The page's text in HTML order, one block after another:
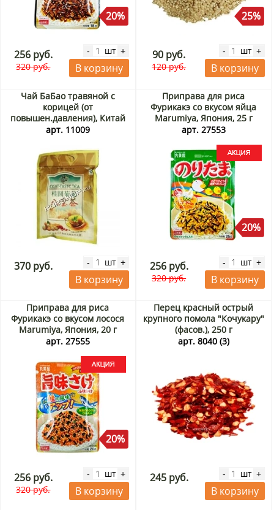
20%
256 руб.
320 руб.
- шт +
В корзину
25%
90 руб.
120 руб.
- шт +
В корзину
Чай БаБао травяной с
корицей (от
повышен.давления), Китай
арт. 11009
370 руб. - шт +
В корзину
Приправа для риса
Фурикакэ со вкусом яйца
Marumiya, Япония, 25 г
Акция
арт. 27553
20%
256 руб.
320 руб.
- шт +
В корзину
Приправа для риса
Фурикакэ со вкусом лосося
Marumiya, Япония, 20 г
Акция
арт. 27555
20%
256 руб.
320 руб.
- шт +
В корзину
Перец красный острый
крупного помола "Кочукару"
(фасов.), 250 г
арт. 8040 (3)
245 руб. - шт +
В корзину